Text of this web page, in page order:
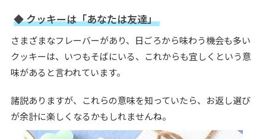
◆ クッキーは「あなたは友達」
さまざまなフレーバーがあり、日ごろから味わう機会も多い
クッキーは、いつもそばにいる、これからも宜しくという意
味があると言われています。
諸説ありますが、これらの意味を知っていたら、お返し選び
が余計に楽しくなるかもしれませんね。